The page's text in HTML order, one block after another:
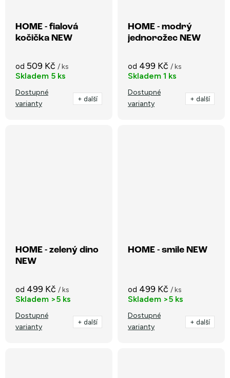
HOME - fialová
kočička NEW
od 509 Kč / ks
Skladem 5 ks
Dostupné
varianty
+ další
HOME - modrý
jednorožec NEW
od 499 Kč / ks
Skladem 1 ks
Dostupné
varianty
+ další
HOME - zelený dino
NEW
od 499 Kč / ks
Skladem >5 ks
Dostupné
varianty
+ další
HOME - smile NEW
od 499 Kč / ks
Skladem >5 ks
Dostupné
varianty
+ další